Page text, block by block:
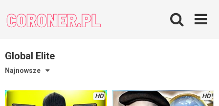
content
Global Elite
Najnowsze
HD HD